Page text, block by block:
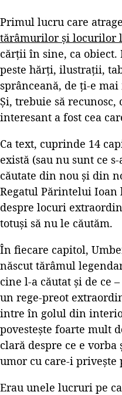
Primul lucru care
tărâmurilor și locurilor
cărții în sine, ca
peste hărți, ilustrații,
sprânceană, de ți-e
Și, trebuie să
interesant a fost cea
Ca text, cuprinde 14
există (sau nu sunt ce
căutate din nou și din
Regatul Părintelui Ioan
despre locuri
totuși să nu le căutăm.
În fiecare capitol,
născut tărâmul
cine l-a căutat și de ce
un rege-preot
intre în golul din
povestește foarte mult
clară despre ce e
umor cu care-i
Erau unele lucruri pe